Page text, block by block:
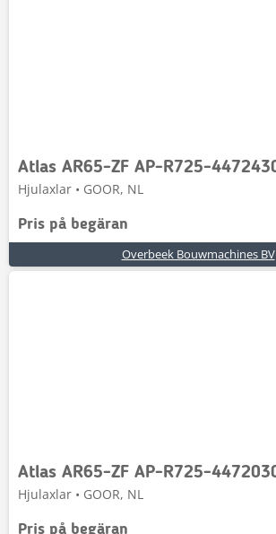
Hjulaxlar • GOOR, NL
Pris på begäran
Overbeek Bouwmachines BV
Hjulaxlar • GOOR, NL
Pris på begäran